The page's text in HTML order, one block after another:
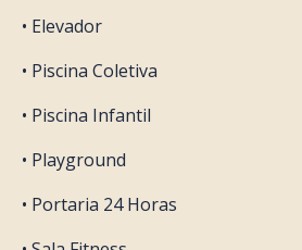
• Elevador
• Piscina Coletiva
• Piscina Infantil
• Playground
• Portaria 24 Horas